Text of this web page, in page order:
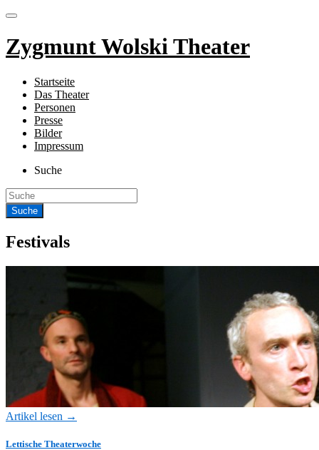
Zygmunt Wolski Theater
Startseite
Das Theater
Personen
Presse
Bilder
Impressum
Suche
Festivals
Artikel lesen →
Lettische Theaterwoche